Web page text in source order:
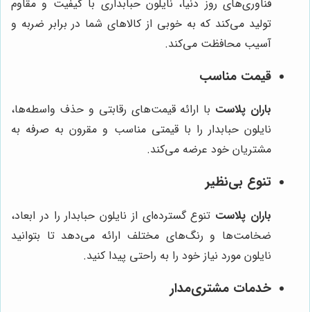
فناوری‌های روز دنیا، نایلون حبابداری با کیفیت و مقاوم
تولید می‌کند که به خوبی از کالاهای شما در برابر ضربه و
آسیب محافظت می‌کند.
قیمت مناسب
باران پلاست با ارائه قیمت‌های رقابتی و حذف واسطه‌ها،
نایلون حبابدار را با قیمتی مناسب و مقرون به صرفه به
مشتریان خود عرضه می‌کند.
تنوع بی‌نظیر
باران پلاست تنوع گسترده‌ای از نایلون حبابدار را در ابعاد،
ضخامت‌ها و رنگ‌های مختلف ارائه می‌دهد تا بتوانید
نایلون مورد نیاز خود را به راحتی پیدا کنید.
خدمات مشتری‌مدار